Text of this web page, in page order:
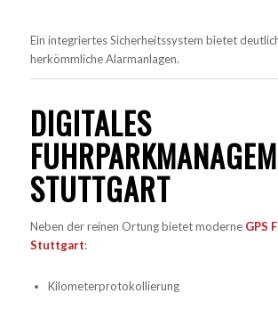
Ein integriertes Sicherheitssystem bietet
herkömmliche Alarmanlagen.
DIGITALES
STUTTGART
Neben der reinen Ortung bietet moderne GPS
Stuttgart:
Kilometerprotokollierung